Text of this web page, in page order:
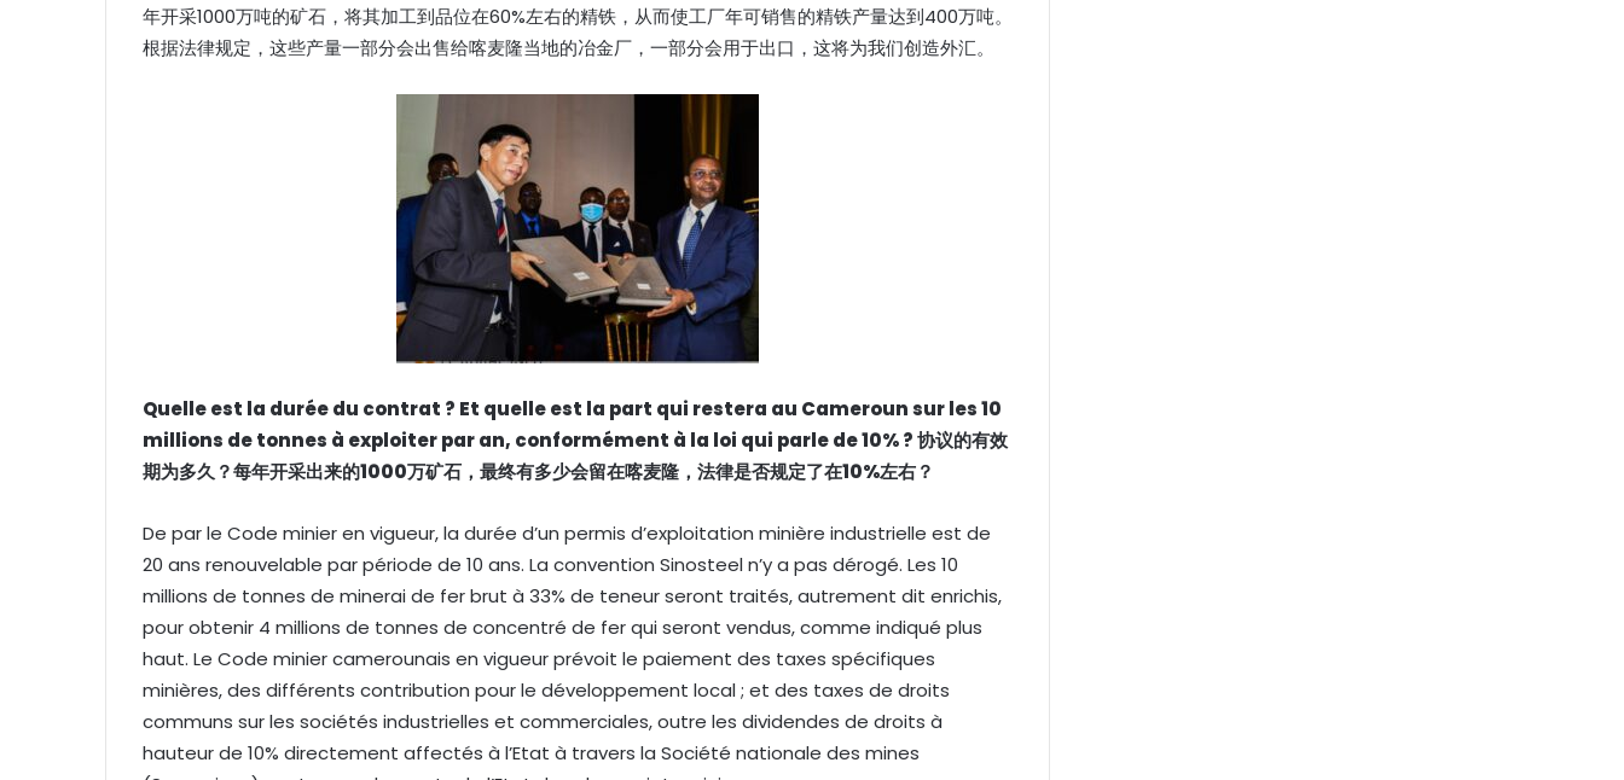
年开采1000万吨的矿石，将其加工到品位在60%左右的精铁，从而使工厂年可销售的精铁产量达到400万吨。
根据法律规定，这些产量一部分会出售给喀麦隆当地的冶金厂，一部分会用于出口，这将为我们创造外汇。
Quelle est la durée du contrat ? Et quelle est la part qui restera au Cameroun sur les 10
millions de tonnes à exploiter par an, conformément à la loi qui parle de 10% ?协议的有效
期为多久？每年开采出来的1000万矿石，最终有多少会留在喀麦隆，法律是否规定了在10%左右？
De par le Code minier en vigueur, la durée d’un permis d’exploitation minière industrielle est de
20 ans renouvelable par période de 10 ans. La convention Sinosteel n’y a pas dérogé. Les 10
millions de tonnes de minerai de fer brut à 33% de teneur seront traités, autrement dit enrichis,
pour obtenir 4 millions de tonnes de concentré de fer qui seront vendus, comme indiqué plus
haut. Le Code minier camerounais en vigueur prévoit le paiement des taxes spécifiques
minières, des différents contribution pour le développement local ; et des taxes de droits
communs sur les sociétés industrielles et commerciales, outre les dividendes de droits à
hauteur de 10% directement affectés à l’Etat à travers la Société nationale des mines